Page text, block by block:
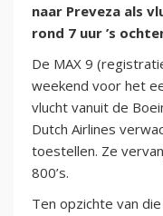
naar Preveza als
rond 7 uur ’s
De MAX 9
weekend voor het
vlucht vanuit de
Dutch Airlines
toestellen. Ze
800’s.
Ten opzichte van